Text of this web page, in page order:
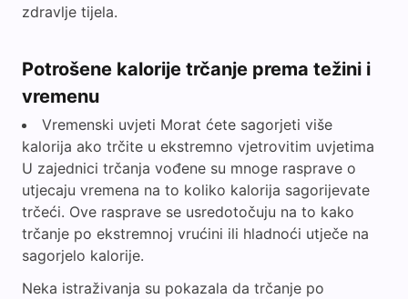
zdravlje tijela.
Potrošene kalorije trčanje prema težini i
vremenu
Vremenski uvjeti Morat ćete sagorjeti više
kalorija ako trčite u ekstremno vjetrovitim uvjetima
U zajednici trčanja vođene su mnoge rasprave o
utjecaju vremena na to koliko kalorija sagorijevate
trčeći. Ove rasprave se usredotočuju na to kako
trčanje po ekstremnoj vrućini ili hladnoći utječe na
sagorjelo kalorije.
Neka istraživanja su pokazala da trčanje po